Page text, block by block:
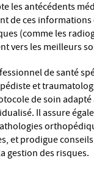
les antécédents
de ces informations
(comme les
vers les meilleurs
de santé
et
de soin
Il assure
et prodigue
gestion des risques.